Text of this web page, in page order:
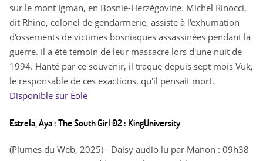
sur le mont Igman, en Bosnie-Herzégovine. Michel Rinocci,
dit Rhino, colonel de gendarmerie, assiste à l'exhumation
d'ossements de victimes bosniaques assassinées pendant la
guerre. Il a été témoin de leur massacre lors d'une nuit de
1994. Hanté par ce souvenir, il traque depuis sept mois Vuk,
le responsable de ces exactions, qu'il pensait mort.
Disponible sur Éole
Estrela, Aya : The South Girl 02 : KingUniversity
(Plumes du Web, 2025) - Daisy audio lu par Manon : 09h38